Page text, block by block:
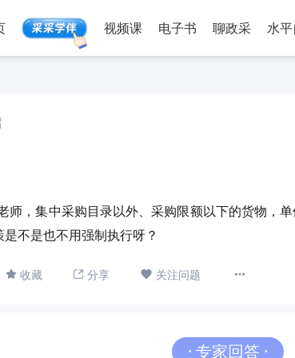
视频课 电子书 聊政采 水
师，集中采购目录以外、采购限额以下的货物，
不是也不用强制执行呀？
收藏 分享 关注问题
· 专家回答 ·